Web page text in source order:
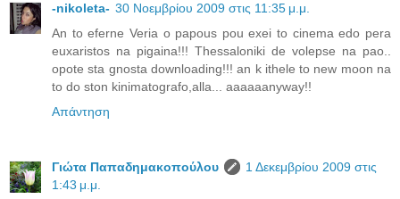
-nikoleta- 30 Νοεμβρίου 2009 στις 11:35 μ.μ.
An to eferne Veria o papous pou exei to cinema edo pera
euxaristos na pigaina!!! Thessaloniki de volepse na pao..
opote sta gnosta downloading!!! an k ithele to new moon na
to do ston kinimatografo,alla... aaaaaanyway!!
Απάντηση
Γιώτα Παπαδημακοπούλου
1 Δεκεμβρίου 2009 στις
1:43 μ.μ.